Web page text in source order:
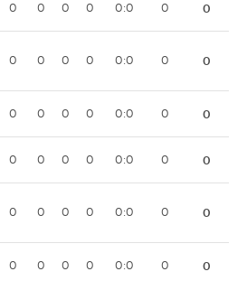
0 0 0 0 0:0 0 0
0 0 0 0 0:0 0 0
0 0 0 0 0:0 0 0
0 0 0 0 0:0 0 0
0 0 0 0 0:0 0 0
0 0 0 0 0:0 0 0